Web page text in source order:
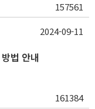
157561
법 안내
161384
2024-09-11